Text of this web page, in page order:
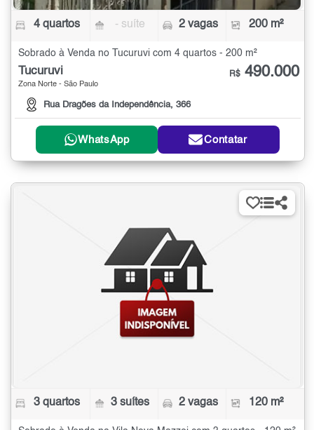
4 quartos - suíte 2 vagas 200 m²
Sobrado à Venda no Tucuruvi com 4 quartos - 200 m²
Tucuruvi
Zona Norte - São Paulo
Rua Dragões da Independência, 366
R$ 490.000
WhatsApp Contatar
3 quartos 3 suítes 2 vagas 120 m²